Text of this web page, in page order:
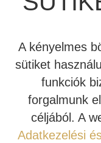
Örömmel értesítjük
elkészült a legjobb
összefoglaljuk, mi
JBL SYNTHESIS
JBL BEÉPÍTHETŐ
REVEL
MÉDIALEJÁTSZÓ
OTTHONI
BEÉPÍTHETŐ
HIFI DA
HÁLÓZATI
CD LEJÁTSZÓ
A kényelmes
sütiket
funkciók
forgalmunk
céljából. A
Adatkezelési